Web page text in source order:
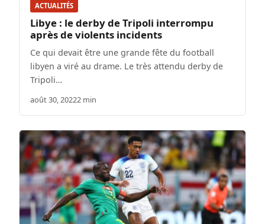
ACTUALITÉS
Libye : le derby de Tripoli interrompu
après de violents incidents
Ce qui devait être une grande fête du football
libyen a viré au drame. Le très attendu derby de
Tripoli…
août 30, 20222 min